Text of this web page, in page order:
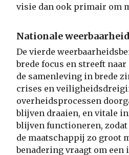
visie dan ook primair om
Nationale weerbaarheid
De vierde
brede focus en streeft
de samenleving in brede
crises en
overheidsprocessen
blijven draaien, en vitale
blijven functioneren,
de maatschappij zo groot
benadering vraagt om een